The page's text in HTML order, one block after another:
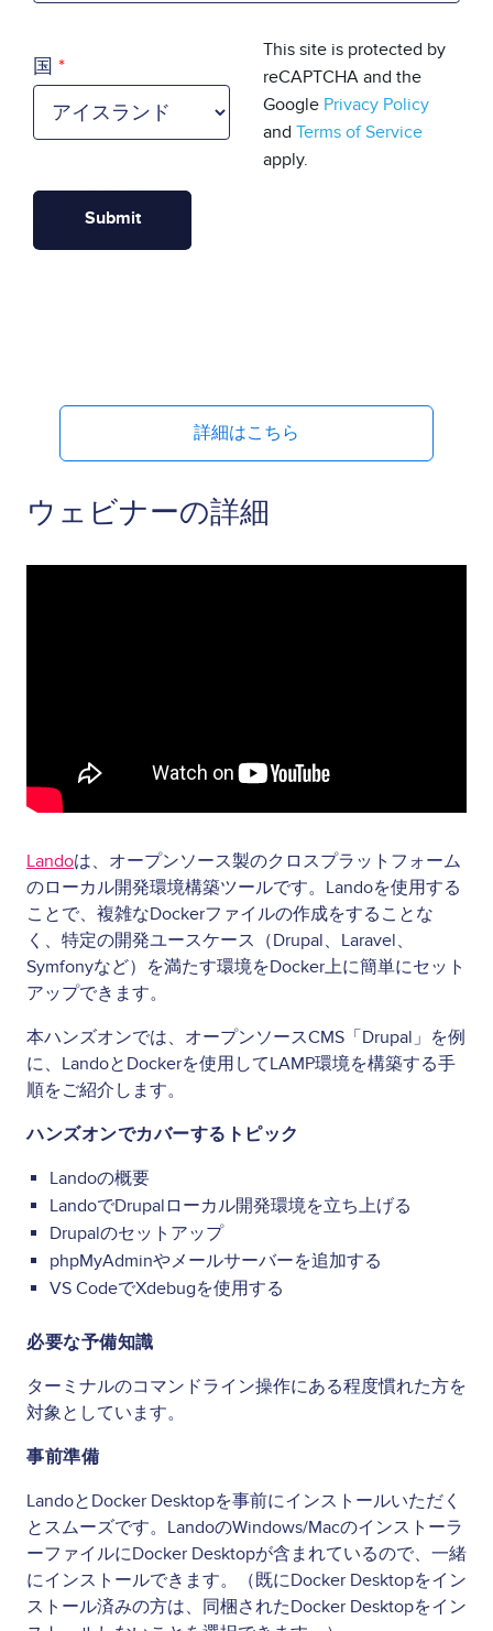
国
This site is protected by
reCAPTCHA and the
Google Privacy Policy
and Terms of Service
apply.
詳細はこちら
ウェビナーの詳細
Landoは、オープンソース製のクロスプラットフォーム
のローカル開発環境構築ツールです。Landoを使用する
ことで、複雑なDockerファイルの作成をすることな
く、特定の開発ユースケース（Drupal、Laravel、
Symfonyなど）を満たす環境をDocker上に簡単にセット
アップできます。
本ハンズオンでは、オープンソースCMS「Drupal」を例
に、LandoとDockerを使用してLAMP環境を構築する手
順をご紹介します。
ハンズオンでカバーするトピック
Landoの概要
LandoでDrupalローカル開発環境を立ち上げる
Drupalのセットアップ
phpMyAdminやメールサーバーを追加する
VS CodeでXdebugを使用する
必要な予備知識
ターミナルのコマンドライン操作にある程度慣れた方を
対象としています。
事前準備
LandoとDocker Desktopを事前にインストールいただく
とスムーズです。LandoのWindows/Macのインストーラ
ーファイルにDocker Desktopが含まれているので、一緒
にインストールできます。（既にDocker Desktopをイン
ストール済みの方は、同梱されたDocker Desktopをイン